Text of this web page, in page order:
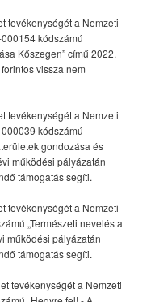
tevékenységét a Nemzeti
kódszámú
Kőszegen” című 2022.
vissza nem
tevékenységét a Nemzeti
kódszámú
gondozása és
működési pályázatán
támogatás segíti.
tevékenységét a Nemzeti
„Természeti nevelés a
működési pályázatán
támogatás segíti.
tevékenységét a Nemzeti